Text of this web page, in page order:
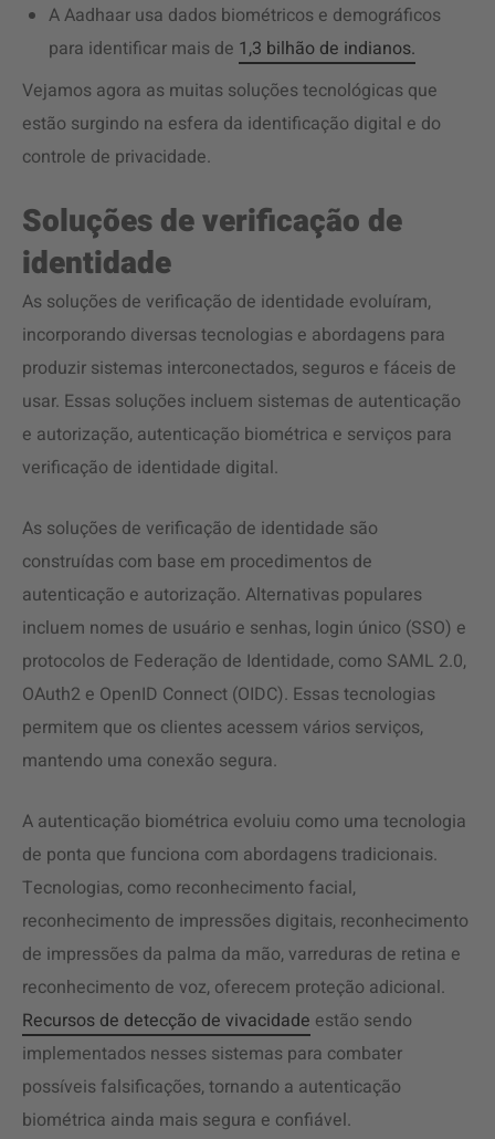
A Aadhaar usa dados biométricos e demográficos
para identificar mais de 1,3 bilhão de indianos.
Vejamos agora as muitas soluções tecnológicas que
estão surgindo na esfera da identificação digital e do
controle de privacidade.
Soluções de verificação de
identidade
As soluções de verificação de identidade evoluíram,
incorporando diversas tecnologias e abordagens para
produzir sistemas interconectados, seguros e fáceis de
usar. Essas soluções incluem sistemas de autenticação
e autorização, autenticação biométrica e serviços para
verificação de identidade digital.
As soluções de verificação de identidade são
construídas com base em procedimentos de
autenticação e autorização. Alternativas populares
incluem nomes de usuário e senhas, login único (SSO) e
protocolos de Federação de Identidade, como SAML 2.0,
OAuth2 e OpenID Connect (OIDC). Essas tecnologias
permitem que os clientes acessem vários serviços,
mantendo uma conexão segura.
A autenticação biométrica evoluiu como uma tecnologia
de ponta que funciona com abordagens tradicionais.
Tecnologias, como reconhecimento facial,
reconhecimento de impressões digitais, reconhecimento
de impressões da palma da mão, varreduras de retina e
reconhecimento de voz, oferecem proteção adicional.
Recursos de detecção de vivacidade estão sendo
implementados nesses sistemas para combater
possíveis falsificações, tornando a autenticação
biométrica ainda mais segura e confiável.